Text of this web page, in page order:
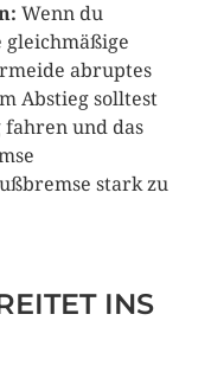
Wenn du
abruptes
Abstieg solltest
und das
stark zu
INS